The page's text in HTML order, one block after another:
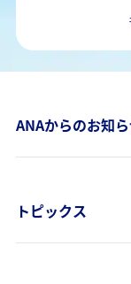
ANAからのお知
トピックス